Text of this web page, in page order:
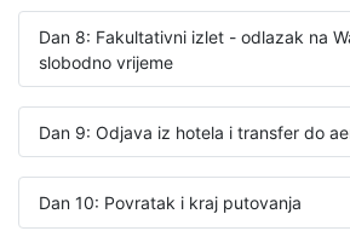
Dan 8: Fakultativni izlet - odlazak na
slobodno vrijeme
Dan 9: Odjava iz hotela i transfer do
Dan 10: Povratak i kraj putovanja